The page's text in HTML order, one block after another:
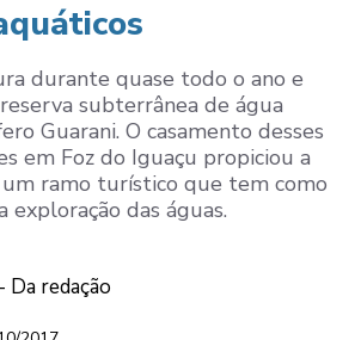
durante quase todo o ano e
subterrânea de água
Guarani. O casamento desses
em Foz do Iguaçu propiciou a
um ramo turístico que tem como
exploração das águas.
Da redação